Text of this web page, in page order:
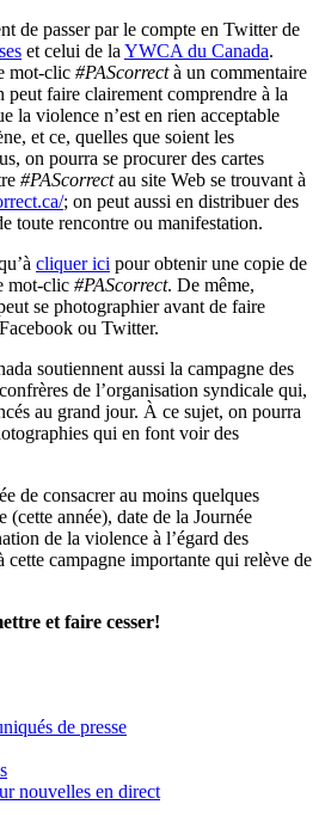
de passer par le compte en Twitter de
et celui de la YWCA du Canada.
mot-clic #PAScorrectà un commentaire
peut faire clairement comprendre à la
la violence n’est en rien acceptable
et ce, quelles que soient les
on pourra se procurer des cartes
#PAScorrectau site Web se trouvant à
; on peut aussi en distribuer des
toute rencontre ou manifestation.
cliquer ici pour obtenir une copie de
mot-clic #PAScorrect. De même,
se photographier avant de faire
ou Twitter.
soutiennent aussi la campagne des
de l’organisation syndicale qui,
au grand jour. À ce sujet, on pourra
qui en font voir des
de consacrer au moins quelques
(cette année), date de la Journée
de la violence à l’égard des
cette campagne importante qui relève de
et faire cesser!
de presse
nouvelles en direct